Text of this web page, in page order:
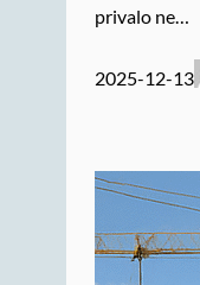
privalo ne…
2025-12-13